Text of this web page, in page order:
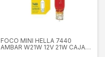
FOCO MINI HELLA 7440
AMBAR W21W 12V 21W CAJA10